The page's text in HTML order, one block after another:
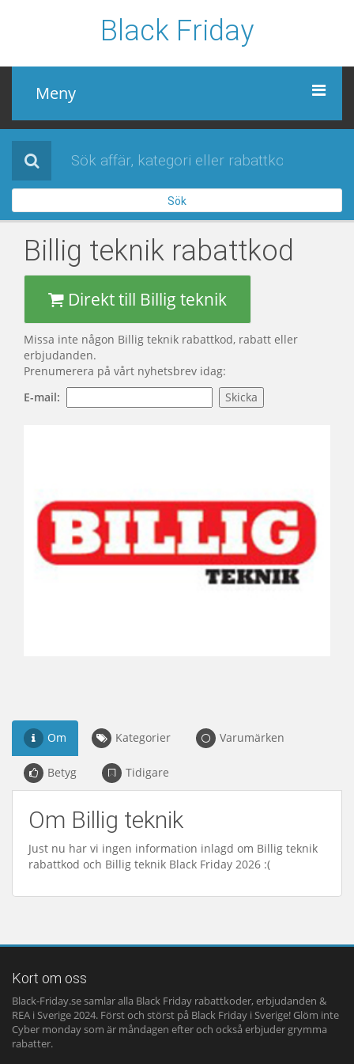
Black Friday
Meny
Black Friday
Alla affärer
Sidor
Sök
Billig teknik rabattkod
Direkt till Billig teknik
Missa inte någon Billig teknik rabattkod, rabatt eller
erbjudanden.
Prenumerera på vårt nyhetsbrev idag:
E-mail:
Om Kategorier Varumärken
Betyg Tidigare
Om Billig teknik
Just nu har vi ingen information inlagd om Billig teknik
rabattkod och Billig teknik Black Friday 2026 :(
Kort om oss
Black-Friday.se samlar alla Black Friday rabattkoder, erbjudanden &
REA i Sverige 2024. Först och störst på Black Friday i Sverige! Glöm inte
Cyber monday som är måndagen efter och också erbjuder grymma
rabatter.